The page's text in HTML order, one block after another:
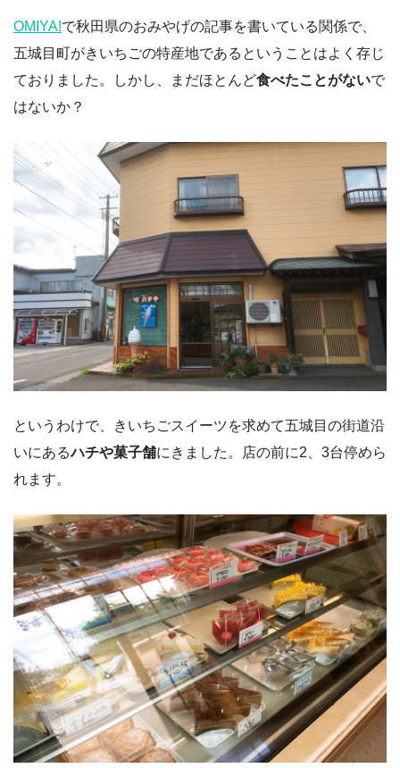
OMIYA!で秋田県のおみやげの記事を書いている関係で、
五城目町がきいちごの特産地であるということはよく存じ
ておりました。しかし、まだほとんど食べたことがないで
はないか？
というわけで、きいちごスイーツを求めて五城目の街道沿
いにあるハチや菓子舗にきました。店の前に2、3台停めら
れます。